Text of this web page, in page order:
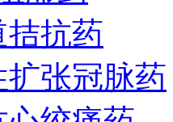
抗药
扩张冠脉药